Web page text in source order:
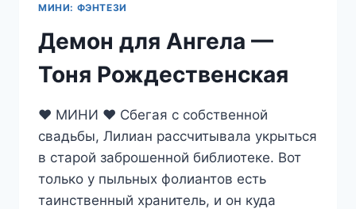
МИНИ: ФЭНТЕЗИ
Демон для Ангела —
Тоня Рождественская
♥ МИНИ ♥ Сбегая с собственной
свадьбы, Лилиан рассчитывала укрыться
в старой заброшенной библиотеке. Вот
только у пыльных фолиантов есть
таинственный хранитель, и он куда